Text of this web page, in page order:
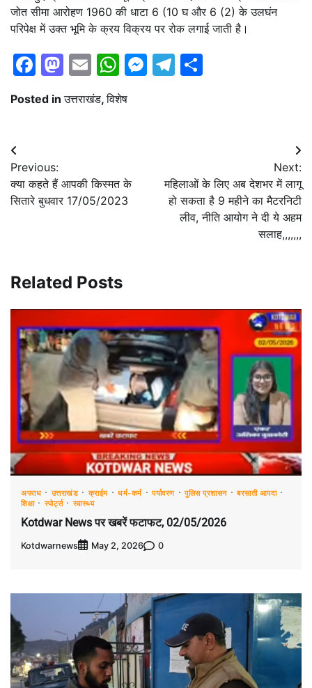
जोत सीमा आरोहण 1960 की धाटा 6 (10 घ और 6 (2) के उलघंन
परिपेक्ष में उक्त भूमि के क्रय विक्रय पर रोक लगाई जाती है।
Facebook
Mastodon
EmailWhatsApp
Messenger
Telegram
Posted inउत्तराखंड,विशेष
Post
navigation
Previous:
क्या कहते हैं आपकी किस्मत के
सितारे बुधवार 17/05/2023
Next:
महिलाओं के लिए अब देशभर में लागू
हो सकता है 9 महीने का मैटरनिटी
लीव, नीति आयोग ने दी ये अहम
सलाह,,,,,,,
Related Posts
अपराध उत्तराखंड क्राईम धर्म-कर्म पर्यावरण पुलिस प्रशासन
बरसाती आपदा
शिक्षा
स्पोर्ट्स स्वास्थ्य
Kotdwar News पर खबरें फटाफट, 02/05/2026
Kotdwarnews May 2, 2026 0